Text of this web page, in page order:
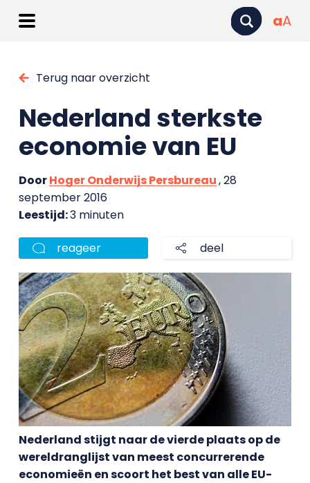
aA
Terug naar overzicht
Nederland sterkste
economie van EU
DoorHoger Onderwijs Persbureau, 28
september 2016
Leestijd:3 minuten
reageer deel
Nederland stijgt naar de vierde plaats op de
wereldranglijst van meest concurrerende
economieën en scoort het best van alle EU-